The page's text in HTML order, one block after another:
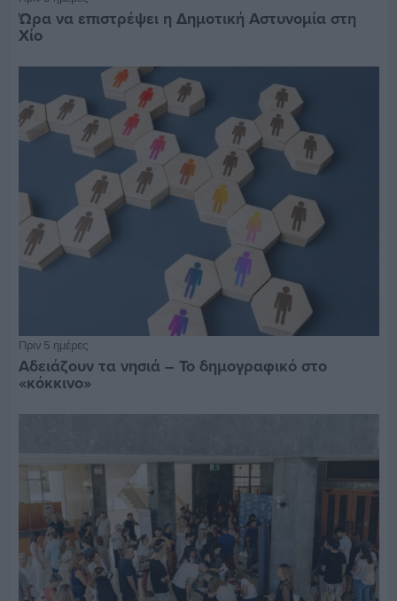
Ώρα να επιστρέψει η Δημοτική Αστυνομία στη
Χίο
Πριν 5 ημέρες
Αδειάζουν τα νησιά – Το δημογραφικό στο
«κόκκινο»